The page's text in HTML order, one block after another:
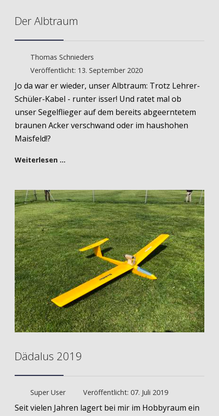
Der Albtraum
Thomas Schnieders
Veröffentlicht: 13. September 2020
Jo da war er wieder, unser Albtraum: Trotz Lehrer-
Schüler-Kabel - runter isser! Und ratet mal ob
unser Segelflieger auf dem bereits abgeerntetem
braunen Acker verschwand oder im haushohen
Maisfeld!?
Weiterlesen …
Dädalus 2019
Super User Veröffentlicht: 07. Juli 2019
Seit vielen Jahren lagert bei mir im Hobbyraum ein